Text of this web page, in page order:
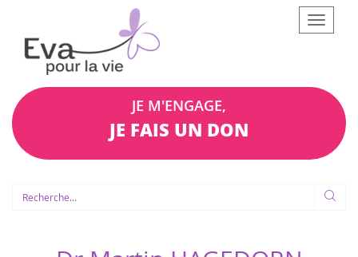
Afficher
le
JE M'ENGAGE,
JE FAIS UN DON